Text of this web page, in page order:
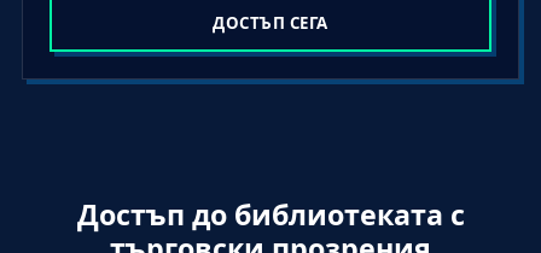
t
e
ДОСТЪП СЕГА
Достъп до библиотеката с